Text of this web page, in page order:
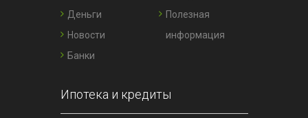
Деньги
Новости
Банки
Полезная
информация
Ипотека и кредиты